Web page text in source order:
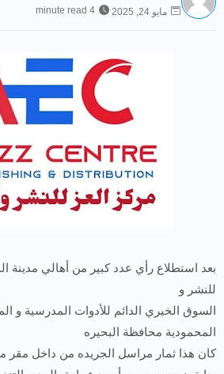
مايو 24, 2025
4 minute read
بعد استطلاع رأي عدد كبير من أهالي مدينة
للنشر و
السوق الخيري الدائم للأدوات المدرسية و
المحمودية محافظة البحيره
كان هذا ثمار مراسل الجريده من داخل مقر